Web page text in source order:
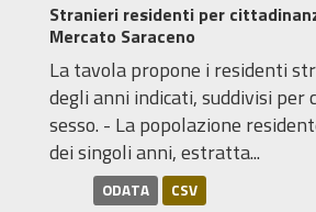
Stranieri residenti per
Mercato Saraceno
La tavola propone i residenti
degli anni indicati, suddivisi per
sesso. - La popolazione
dei singoli anni, estratta...
ODATA CSV